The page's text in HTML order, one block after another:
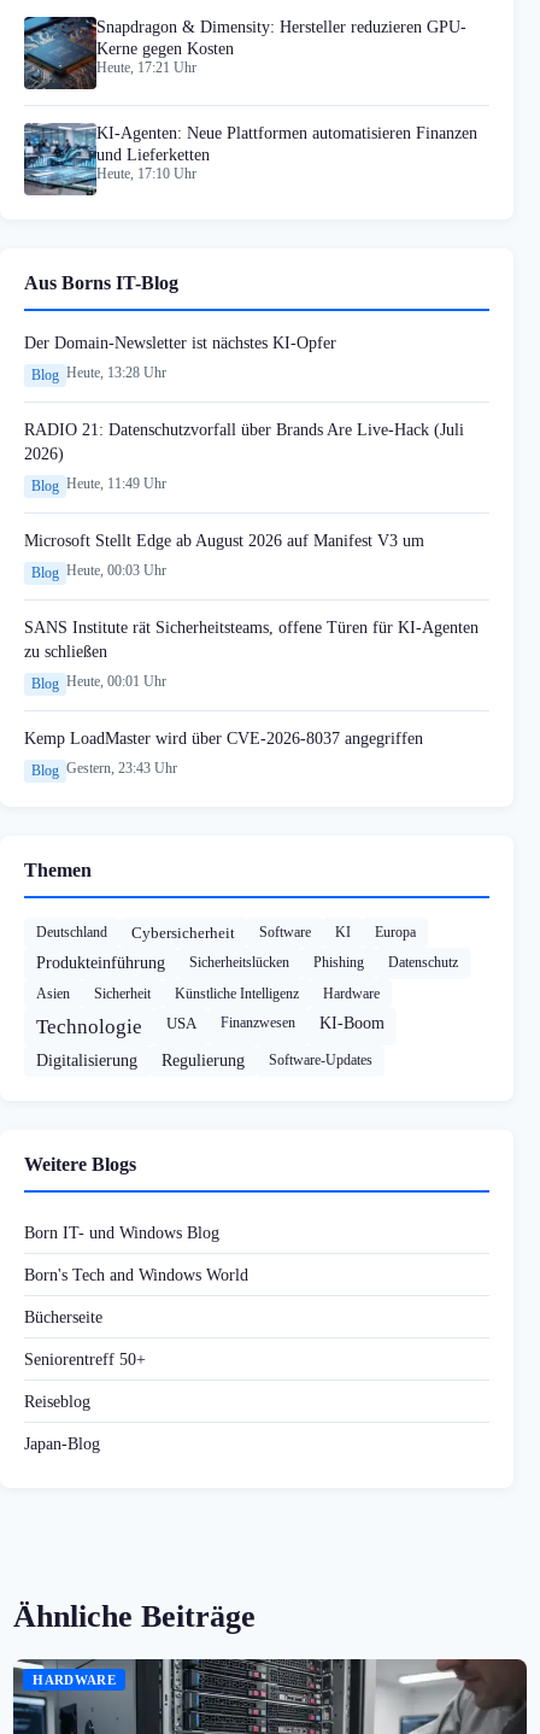
Snapdragon & Dimensity: Hersteller reduzieren GPU-
Kerne gegen Kosten
Heute, 17:21 Uhr
KI-Agenten: Neue Plattformen automatisieren Finanzen
und Lieferketten
Heute, 17:10 Uhr
Aus Borns IT-Blog
Der Domain-Newsletter ist nächstes KI-Opfer
Blog Heute, 13:28 Uhr
RADIO 21: Datenschutzvorfall über Brands Are Live-Hack (Juli
2026)
Blog Heute, 11:49 Uhr
Microsoft Stellt Edge ab August 2026 auf Manifest V3 um
Blog Heute, 00:03 Uhr
SANS Institute rät Sicherheitsteams, offene Türen für KI-Agenten
zu schließen
Blog Heute, 00:01 Uhr
Kemp LoadMaster wird über CVE-2026-8037 angegriffen
Blog Gestern, 23:43 Uhr
Themen
Deutschland Cybersicherheit Software KI Europa
Produkteinführung Sicherheitslücken Phishing
Datenschutz
Asien
Sicherheit Künstliche Intelligenz Hardware
Technologie USA Finanzwesen KI-Boom
Digitalisierung Regulierung Software-Updates
Weitere Blogs
Born IT- und Windows Blog
Born's Tech and Windows World
Bücherseite
Seniorentreff 50+
Reiseblog
Japan-Blog
Ähnliche Beiträge
HARDWARE